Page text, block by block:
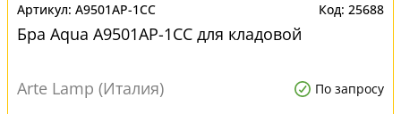
A9501AP-1CC 25688
Бра Aqua A9501AP-1CC для кладовой
Arte Lamp (Италия) По запросу